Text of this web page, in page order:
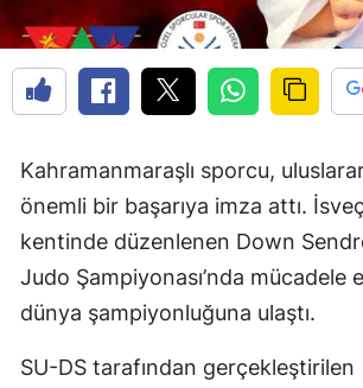
Kahramanmaraşlı sporcu,
önemli bir başarıya imza attı.
kentinde düzenlenen Down
Judo Şampiyonası’nda mücadele
dünya şampiyonluğuna ulaştı.
SU-DS tarafından gerçekleştirilen